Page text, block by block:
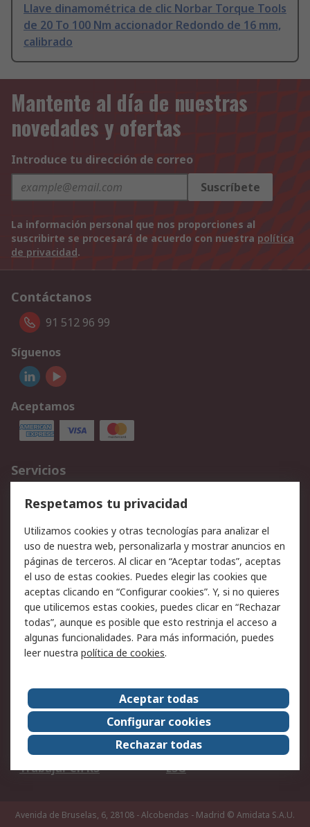
Llave dinamométrica de clic Norbar Torque Tools
de 20 To 100 Nm accionador Redondo de 16 mm,
calibrado
Mantente al día de nuestras
novedades y ofertas
Introduce tu dirección de correo
Suscríbete
La información personal que nos proporciones al
suscribirte se procesará de acuerdo con nuestra política
de privacidad.
Contáctanos
91 512 96 99
Síguenos
Aceptamos
Servicios
Cómo realizar pedidos
Devoluciones
Facturación y pago
Ofertas
Soporte técnico
Legal
Aviso legal
Política de privacidad -
Actualizada
Política sobre cookies
Seguridad de emails
Certificaciones de
Condiciones de venta
Acerca de RS
Acerca de RS
RS Group
RS en el mundo
Sala de prensa
Trabajar en RS
ESG
Avenida de Bruselas, 6, 28108 - Alcobendas - Madrid © Amidata S.A.U.
Respetamos tu privacidad
Utilizamos cookies y otras tecnologías para analizar el
uso de nuestra web, personalizarla y mostrar anuncios en
páginas de terceros. Al clicar en “Aceptar todas”, aceptas
el uso de estas cookies. Puedes elegir las cookies que
aceptas clicando en “Configurar cookies”. Y, si no quieres
que utilicemos estas cookies, puedes clicar en “Rechazar
todas”, aunque es posible que esto restrinja el acceso a
algunas funcionalidades. Para más información, puedes
leer nuestra política de cookies.
Aceptar todas
Configurar cookies
Rechazar todas